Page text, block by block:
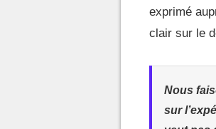
exprimé
clair sur le
Nous
sur